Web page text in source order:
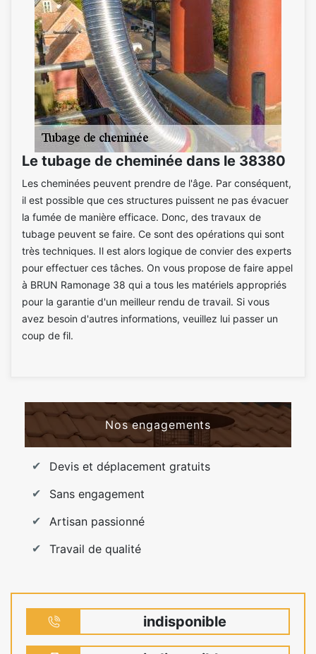
Le tubage de cheminée dans le 38380
Les cheminées peuvent prendre de l'âge. Par conséquent,
il est possible que ces structures puissent ne pas évacuer
la fumée de manière efficace. Donc, des travaux de
tubage peuvent se faire. Ce sont des opérations qui sont
très techniques. Il est alors logique de convier des experts
pour effectuer ces tâches. On vous propose de faire appel
à BRUN Ramonage 38 qui a tous les matériels appropriés
pour la garantie d'un meilleur rendu de travail. Si vous
avez besoin d'autres informations, veuillez lui passer un
coup de fil.
Nos engagements
Devis et déplacement gratuits
Sans engagement
Artisan passionné
Travail de qualité
indisponible